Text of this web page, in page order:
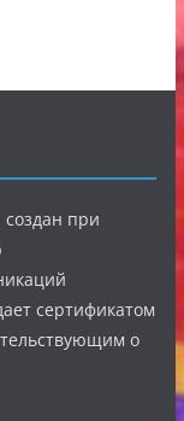
при
сертификатом
о